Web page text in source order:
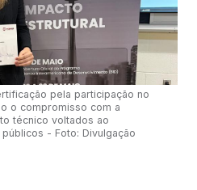
pela participação no
o compromisso com a
técnico voltados ao
- Foto: Divulgação